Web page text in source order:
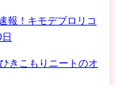
報！キモデブロリコ
きこもりニートのオ